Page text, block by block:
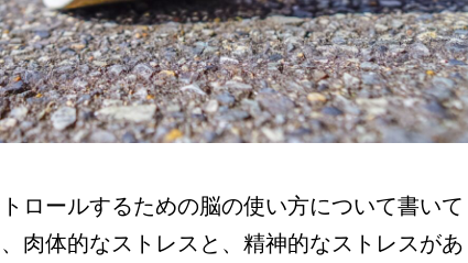
ロールするための脳の使い方について書いて
肉体的なストレスと、精神的なストレスがあ